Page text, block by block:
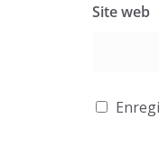
Site web